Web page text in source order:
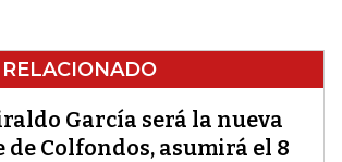
García será la nueva
Colfondos, asumirá el 8